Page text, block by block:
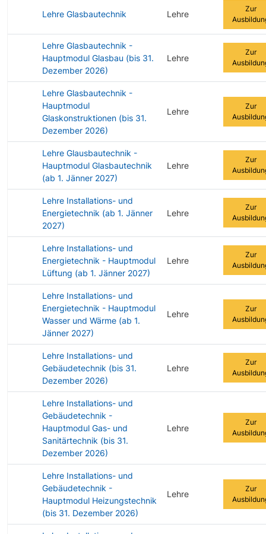
Lehre Glasbautechnik Lehre
Zur
Lehre Glasbautechnik -
Hauptmodul Glasbau (bis 31.
Dezember 2026)
Lehre
Zur
Lehre Glasbautechnik -
Hauptmodul
Glaskonstruktionen (bis 31.
Dezember 2026)
Lehre
Zur
Lehre Glausbautechnik -
Hauptmodul Glasbautechnik
(ab 1. Jänner 2027)
Lehre
Zur
Lehre Installations- und
Energietechnik (ab 1. Jänner
2027)
Lehre
Zur
Lehre Installations- und
Energietechnik - Hauptmodul
Lüftung (ab 1. Jänner 2027)
Lehre
Zur
Lehre Installations- und
Energietechnik - Hauptmodul
Wasser und Wärme (ab 1.
Jänner 2027)
Lehre
Zur
Lehre Installations- und
Gebäudetechnik (bis 31.
Dezember 2026)
Lehre
Zur
Lehre Installations- und
Gebäudetechnik -
Hauptmodul Gas- und
Sanitärtechnik (bis 31.
Dezember 2026)
Lehre
Zur
Lehre Installations- und
Gebäudetechnik -
Hauptmodul Heizungstechnik
(bis 31. Dezember 2026)
Lehre
Zur